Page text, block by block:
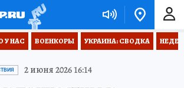
У НАС ВОЕНКОРЫ УКРАИНА: СВОДКА
2 июня 2026 16:14